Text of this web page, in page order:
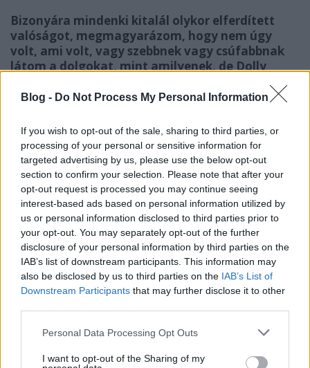
Blog - Do Not Process My Personal Information
If you wish to opt-out of the sale, sharing to third parties, or
processing of your personal or sensitive information for
targeted advertising by us, please use the below opt-out
section to confirm your selection. Please note that after your
opt-out request is processed you may continue seeing
interest-based ads based on personal information utilized by
us or personal information disclosed to third parties prior to
your opt-out. You may separately opt-out of the further
disclosure of your personal information by third parties on the
IAB’s list of downstream participants. This information may
also be disclosed by us to third parties on the IAB’s List of
Downstream Participants that may further disclose it to other
Please note that this website/app uses one or more Google
not limited to your visit or usage behaviour. You may click to
Personal Data Processing Opt Outs
I want to opt-out of the Sharing of my
Bizonyára mindenki kitalál olykor elferdített
valóságot, megmagyarázom, hogy nem úgy
volt, ami volt, vagy szebbnek vagy csúfabbnak
látom a dolgokat, mint amilyenek, de Dolly
valami félelmetesen "benézett" eseményeket,
embereket, érzéseket, a végére már szinte
valamiféle lelki védekezés lehetett a magány
ellen, hiszen teljesen gyökértelenné válva
sodródott a háborús Londonban, tényleg
szánalomra méltó volt szegény.
A másik érdekes karakter Vivien volt, aki annak
ellenére, hogy nem voltak barátnők, a regény
közepétől kezdve szintén fontos szereplővé
lépett elő, igazi katalizátora lett a
cselekménynek. Ő gyermekként egy balesetben
veszti el az egész családját (igen, folyton csak a
dráma...), később pedig egy nagybácsi neveli fel,
mert a közelebbi rokonok "nem tudják
fantáziájú, bár kissé befelé forduló lány, aki
később nagyon rosszul jár a nagybácsival, az